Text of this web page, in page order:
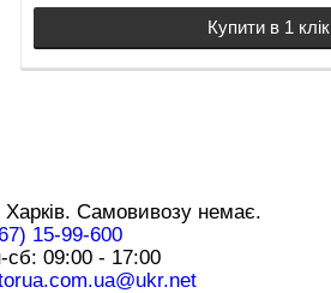
Купити в 1 клік
Самовивозу немає.
15-99-600
сб: 09:00 - 17:00